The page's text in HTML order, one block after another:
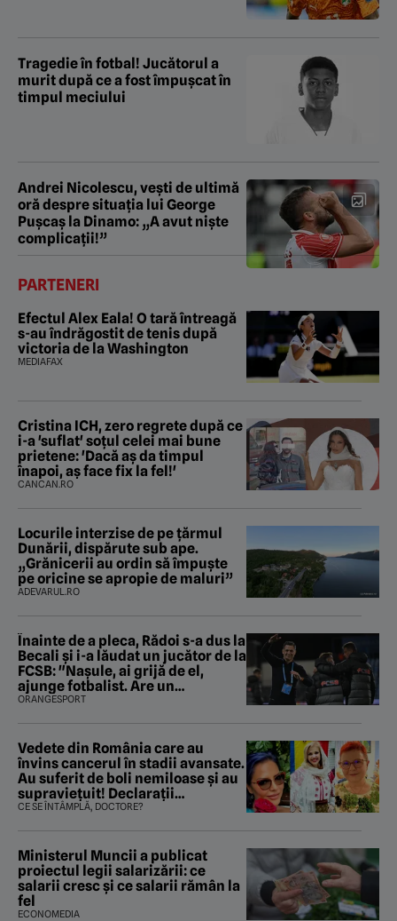
Tragedie în fotbal! Jucătorul a
murit după ce a fost împușcat în
timpul meciului
Andrei Nicolescu, vești de ultimă
oră despre situația lui George
Pușcaș la Dinamo: „A avut niște
complicații!”
PARTENERI
Efectul Alex Eala! O tară întreagă
s-au îndrăgostit de tenis după
victoria de la Washington
MEDIAFAX
Cristina ICH, zero regrete după ce
i-a 'suflat' soțul celei mai bune
prietene: 'Dacă aș da timpul
înapoi, aș face fix la fel!'
CANCAN.RO
Locurile interzise de pe țărmul
Dunării, dispărute sub ape.
„Grănicerii au ordin să împuște
pe oricine se apropie de maluri”
ADEVARUL.RO
Înainte de a pleca, Rădoi s-a dus la
Becali şi i-a lăudat un jucător de la
FCSB: "Naşule, ai grijă de el,
ajunge fotbalist. Are un
parametru unde se apropie de
ORANGESPORT
Vedete din România care au
învins cancerul în stadii avansate.
Au suferit de boli nemiloase şi au
supravieţuit! Declarații
sfâșietoare
CE SE ÎNTÂMPLĂ, DOCTORE?
Ministerul Muncii a publicat
proiectul legii salarizării: ce
salarii cresc și ce salarii rămân la
fel
ECONOMEDIA